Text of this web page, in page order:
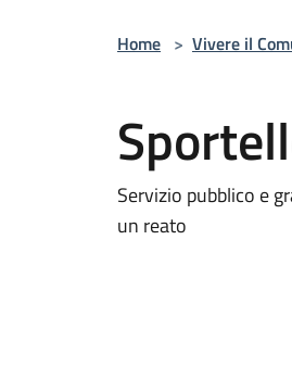
Home > Vivere il
Servizio pubblico e
un reato